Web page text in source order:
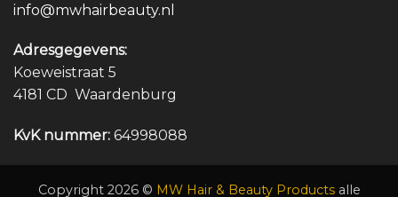
info@mwhairbeauty.nl
Adresgegevens:
Koeweistraat 5
4181 CD Waardenburg
KvK nummer: 64998088
Copyright 2026 © MW Hair & Beauty Productsalle